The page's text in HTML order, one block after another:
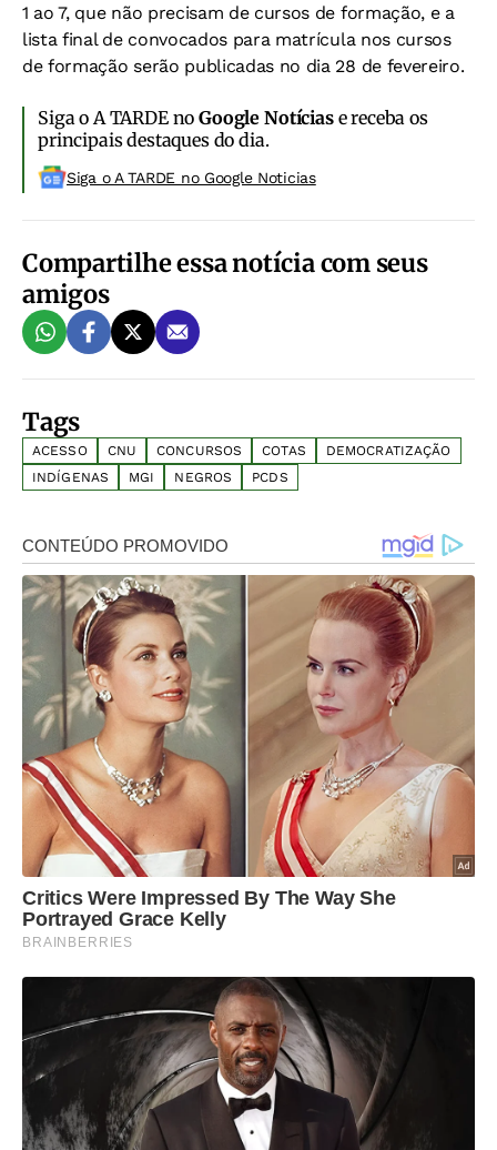
1 ao 7, que não precisam de cursos de formação, e a
lista final de convocados para matrícula nos cursos
de formação serão publicadas no dia 28 de fevereiro.
Siga o A TARDE noGoogle Notíciase receba os
principais destaques do dia.
Siga o A TARDE no Google Noticias
Compartilhe essa notícia com seus
amigos
Tags
ACESSO CNU CONCURSOS COTAS
DEMOCRATIZAÇÃO
INDÍGENAS
MGI NEGROS PCDS